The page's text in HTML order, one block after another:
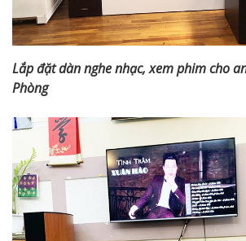
Lắp đặt dàn nghe nhạc, xem phim cho
Phòng